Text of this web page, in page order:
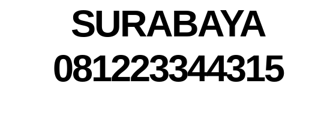
SURABAYA
081223344315